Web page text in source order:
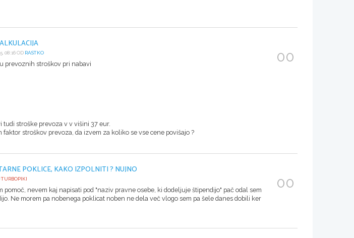
08:16 OD RASTKO
prevoznih stroškov pri nabavi
tudi stroške prevoza v v višini 37 eur.
stroškov prevoza, da izvem za koliko se vse cene povišajo ?
00
POKLICE, KAKO IZPOLNITI ? NUJNO
TURBOPIKI
pomoč, nevem kaj napisati pod "naziv pravne osebe, ki dodeljuje štipendijo" pač odal sem
Ne morem pa nobenega poklicat noben ne dela več vlogo sem pa šele danes dobili ker
00